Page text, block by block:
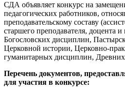
СДА объявляет конкурс на
педагогических работников,
преподавательскому составу
старшего преподавателя, доцента
Богословских дисциплин,
Церковной истории, Церковно-
гуманитарных дисциплин,
Перечень документов,
для участия в конкурсе: